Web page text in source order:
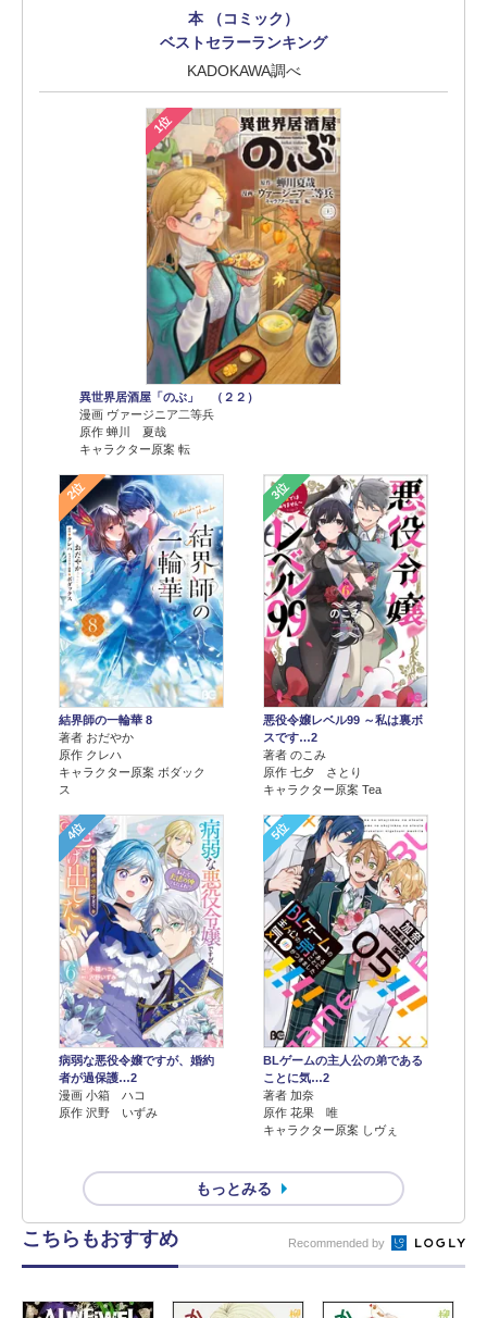
本 （コミック）
ベストセラーランキング
KADOKAWA調べ
1位
異世界居酒屋「のぶ」 （２２）
漫画 ヴァージニア二等兵
原作 蝉川 夏哉
キャラクター原案 転
2位
結界師の一輪華 8
著者 おだやか
原作 クレハ
キャラクター原案 ボダック
ス
3位
悪役令嬢レベル99 ～私は裏ボ
スです…2
著者 のこみ
原作 七夕 さとり
キャラクター原案 Tea
4位
病弱な悪役令嬢ですが、婚約
者が過保護…2
漫画 小箱 ハコ
原作 沢野 いずみ
5位
BLゲームの主人公の弟である
ことに気…2
著者 加奈
原作 花果 唯
キャラクター原案 しヴぇ
もっとみる
こちらもおすすめ Recommended by